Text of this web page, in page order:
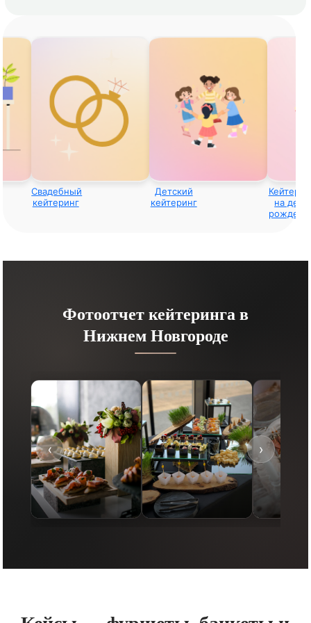
Свадебный
кейтеринг
Детский
кейтеринг
на день
Фотоотчет кейтеринга в
Нижнем Новгороде
‹ ›